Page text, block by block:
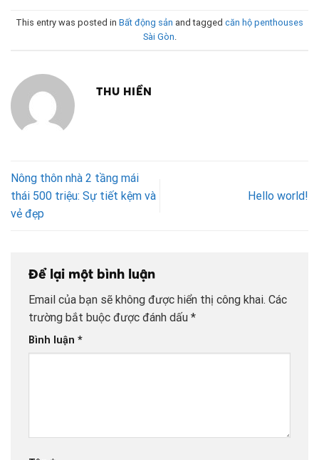
This entry was posted in Bất động sản and tagged căn hộ penthouses
Sài Gòn
THU HIỀN
Nông thôn nhà 2 tầng mái
thái 500 triệu: Sự tiết kệm và
vẻ đẹp
Hello world!
Để lại một bình luận
Email của bạn sẽ không được hiển thị công khai. Các
trường bắt buộc được đánh dấu *
Bình luận *